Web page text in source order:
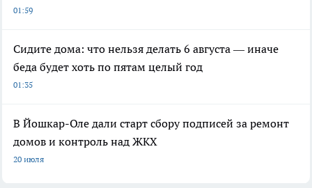
01:59
Сидите дома: что нельзя делать 6 августа — иначе
беда будет хоть по пятам целый год
01:35
В Йошкар-Оле дали старт сбору подписей за ремонт
домов и контроль над ЖКХ
20 июля